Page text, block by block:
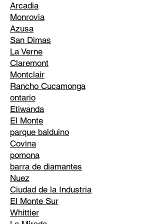
Arcadia
Monrovia
Azusa
San Dimas
La Verne
Claremont
Montclair
Rancho Cucamonga
ontario
Etiwanda
El Monte
parque balduino
Covina
pomona
barra de diamantes
Nuez
Ciudad de la Industria
El Monte Sur
Whittier